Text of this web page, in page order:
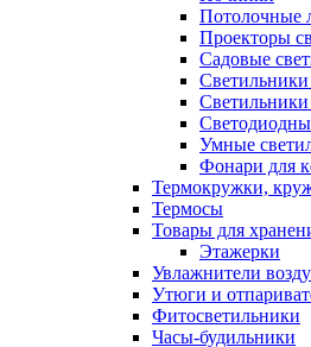
Потолочные
Проекторы
Садовые
Умные
Фонари для
Термокружки,
Термосы
Товары для
Этажерки
Увлажнители
Утюги и
Фитосветильники
Часы-будильники